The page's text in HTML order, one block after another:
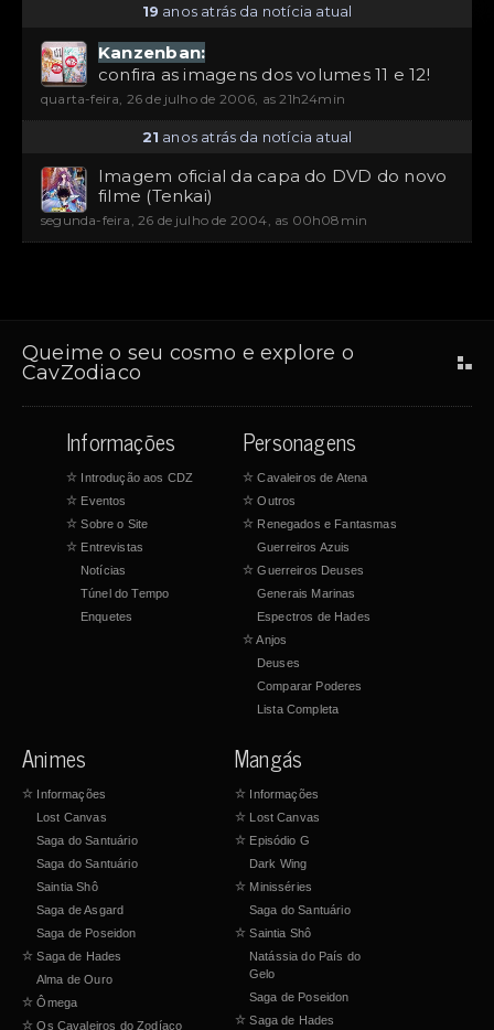
19 anos atrás da notícia atual
Kanzenban:
confira as imagens dos volumes 11 e 12!
quarta-feira, 26 de julho de 2006, as 21h24min
21 anos atrás da notícia atual
Imagem oficial da capa do DVD do novo
filme (Tenkai)
segunda-feira, 26 de julho de 2004, as 00h08min
Queime o seu cosmo e explore o
CavZodiaco
Informações
☆ Introdução aos CDZ
☆ Eventos
☆ Sobre o Site
☆ Entrevistas
Notícias
Túnel do Tempo
Enquetes
Personagens
☆ Cavaleiros de Atena
☆ Outros
☆ Renegados e Fantasmas
Guerreiros Azuis
☆ Guerreiros Deuses
Generais Marinas
Espectros de Hades
☆Anjos
Deuses
Comparar Poderes
Lista Completa
Animes
☆ Informações
Lost Canvas
Saga do Santuário
Saga do Santuário
Saintia Shô
Saga de Asgard
Saga de Poseidon
☆ Saga de Hades
Alma de Ouro
☆ Ômega
☆ Os Cavaleiros do Zodíaco
Mangás
☆ Informações
☆ Lost Canvas
☆ Episódio G
Dark Wing
☆ Minisséries
Saga do Santuário
☆ Saintia Shô
Natássia do País do
Gelo
Saga de Poseidon
☆ Saga de Hades